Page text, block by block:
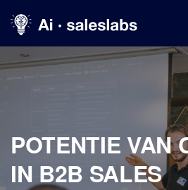
POTENTIE VAN
IN B2B SALES